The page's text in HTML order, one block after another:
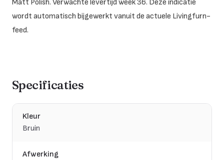
Matt Polish. Verwachte levertijd week 36. Deze indicatie
wordt automatisch bijgewerkt vanuit de actuele Livingfurn-
feed.
Specificaties
Kleur
Bruin
Afwerking